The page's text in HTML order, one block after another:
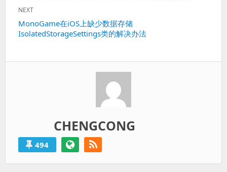
NEXT
Next
post:
MonoGame在iOS上缺少数据存储
IsolatedStorageSettings类的解决办法
CHENGCONG
494